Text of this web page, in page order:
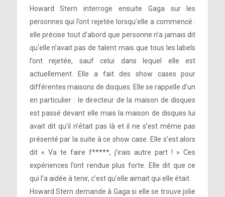
Howard Stern interroge ensuite Gaga sur les
personnes qui l’ont rejetée lorsqu’elle a commencé :
elle précise tout d’abord que personne n’a jamais dit
qu’elle n’avait pas de talent mais que tous les labels
l’ont rejetée, sauf celui dans lequel elle est
actuellement. Elle a fait des show cases pour
différentes maisons de disques. Elle se rappelle d’un
en particulier : le directeur de la maison de disques
est passé devant elle mais la maison de disques lui
avait dit qu’il n’était pas là et il ne s’est même pas
présenté par la suite à ce show case. Elle s’est alors
dit « Va te faire f*****, j’irais autre part ! » Ces
expériences l’ont rendue plus forte. Elle dit que ce
qui l’a aidée à tenir, c’est qu’elle aimait qui elle était.
Howard Stern demande à Gaga si elle se trouve jolie